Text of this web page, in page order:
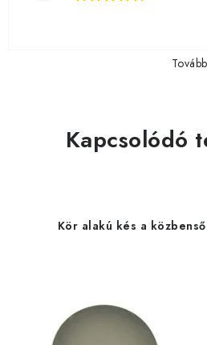
Kapcsolódó
Kör alakú kés a